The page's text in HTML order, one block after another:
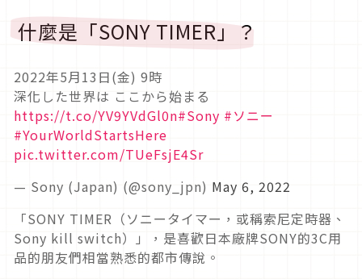
什麼是「SONY TIMER」？
2022年5月13日(金) 9時
深化した世界は ここから始まる
https://t.co/YV9YVdGl0n#Sony #ソニー
#YourWorldStartsHere
pic.twitter.com/TUeFsjE4Sr
— Sony (Japan) (@sony_jpn) May 6, 2022
「SONY TIMER（ソニータイマー，或稱索尼定時器、
Sony kill switch）」，是喜歡日本廠牌SONY的3C用
品的朋友們相當熟悉的都市傳說。